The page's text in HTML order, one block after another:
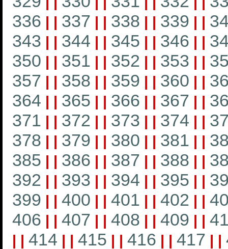
336 | | 337 | | 338 | | 339 | |
343 | | 344 | | 345 | | 346 | |
350 | | 351 | | 352 | | 353 | |
357 | | 358 | | 359 | | 360 | |
364 | | 365 | | 366 | | 367 | |
371 | | 372 | | 373 | | 374 | |
378 | | 379 | | 380 | | 381 | |
385 | | 386 | | 387 | | 388 | |
392 | | 393 | | 394 | | 395 | |
399 | | 400 | | 401 | | 402 | |
406 | | 407 | | 408 | | 409 | |
| | 414 | | 415 | | 416 | | 417 | |